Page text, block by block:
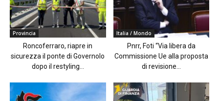
Provincia
Roncoferraro, riapre in
sicurezza il ponte di Governolo
dopo il restyling...
Italia / Mondo
Pnrr, Foti “Via libera da
Commissione Ue alla proposta
di revisione...